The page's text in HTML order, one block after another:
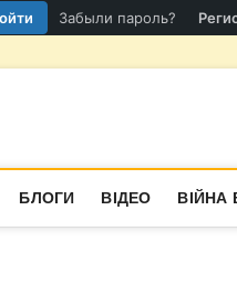
Забыли пароль?
БЛОГИ ВІДЕО ВІЙНА